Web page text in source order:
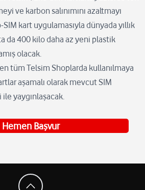
ve karbon salınımını azaltmayı
kart uygulamasıyla dünyada yıllık
da 400 kilo daha az yeni plastik
olacak.
tüm Telsim Shoplarda kullanılmaya
aşamalı olarak mevcut SIM
yaygınlaşacak.
Hemen Başvur